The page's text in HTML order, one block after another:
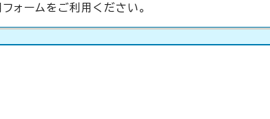
ォームをご利用ください。